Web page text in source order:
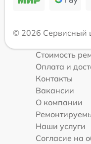
© 2026 Сервисный
Стоимость
Оплата и
Контакты
Вакансии
О компании
Наши услуги
Согласие на